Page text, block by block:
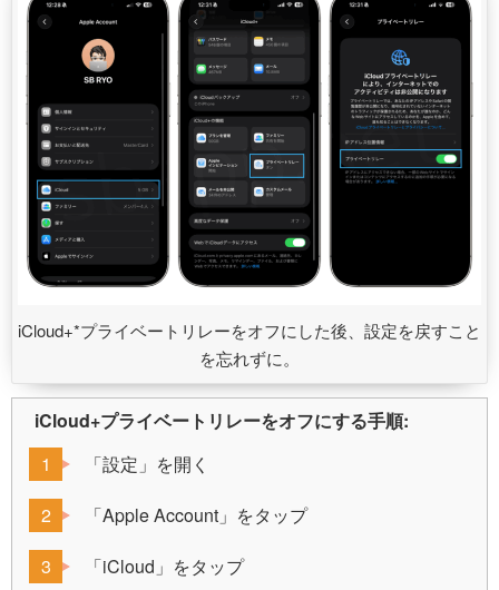
iCloud+*プライベートリレーをオフにした後、設定を戻すこと
を忘れずに。
iCloud+プライベートリレーをオフにする手順:
「設定」を開く
「Apple Account」をタップ
「iCloud」をタップ